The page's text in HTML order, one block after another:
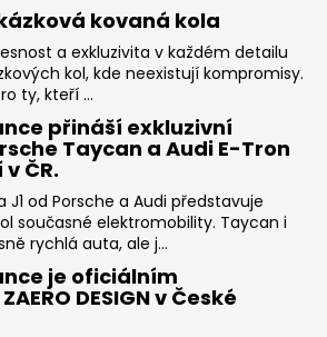
kovaná kola
a exkluzivita v každém detailu
kol, kde neexistují kompromisy.
ty, kteří ...
přináší exkluzivní
Taycan a Audi E-Tron
ČR.
od Porsche a Audi představuje
současné elektromobility. Taycan i
rychlá auta, ale j...
je oficiálním
DESIGN v České